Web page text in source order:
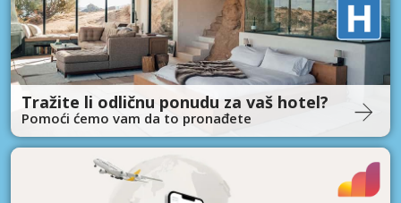
Tražite li odličnu ponudu za vaš hotel?
Pomoći ćemo vam da to pronađete